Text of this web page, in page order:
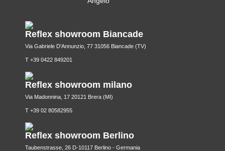
Reflex showroom Biancade
Via Gabriele D'Annunzio, 77 31056 Biancade (TV)
T +39 0422 849201
Reflex showroom milano
Via Madonnina, 17 20121 Brera (MI)
T +39 02 80582955
Reflex showroom Berlino
Taubenstrasse, 26 D-10117 Berlino - Germania